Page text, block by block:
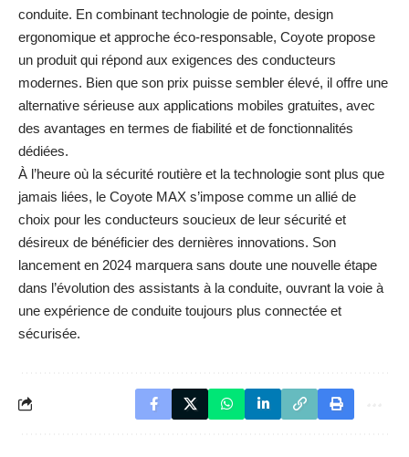
conduite. En combinant technologie de pointe, design
ergonomique et approche éco-responsable, Coyote propose
un produit qui répond aux exigences des conducteurs
modernes. Bien que son prix puisse sembler élevé, il offre une
alternative sérieuse aux applications mobiles gratuites, avec
des avantages en termes de fiabilité et de fonctionnalités
dédiées.
À l’heure où la sécurité routière et la technologie sont plus que
jamais liées, le Coyote MAX s’impose comme un allié de
choix pour les conducteurs soucieux de leur sécurité et
désireux de bénéficier des dernières innovations. Son
lancement en 2024 marquera sans doute une nouvelle étape
dans l’évolution des assistants à la conduite, ouvrant la voie à
une expérience de conduite toujours plus connectée et
sécurisée.